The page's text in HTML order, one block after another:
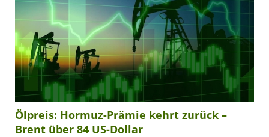
Ölpreis: Hormuz-Prämie kehrt zurück –
Brent über 84 US-Dollar